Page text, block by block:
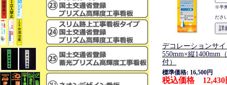
※半
ださ
デコレーションサ
550mm×縦1400mm
付）
標準価格: 16,500円
税込価格 12,430